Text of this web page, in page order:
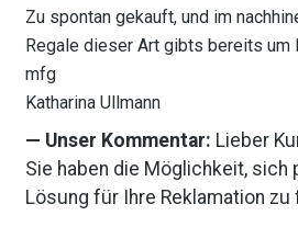
Zu spontan gekauft, und im
Regale dieser Art gibts bereits um
mfg
Katharina Ullmann
Unser Kommentar: Lieber
Sie haben die Möglichkeit, sich
Lösung für Ihre Reklamation zu